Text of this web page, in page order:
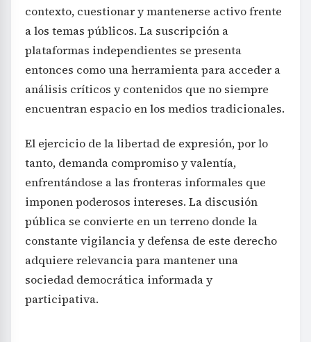
contexto, cuestionar y mantenerse activo frente
a los temas públicos. La suscripción a
plataformas independientes se presenta
entonces como una herramienta para acceder a
análisis críticos y contenidos que no siempre
encuentran espacio en los medios tradicionales.
El ejercicio de la libertad de expresión, por lo
tanto, demanda compromiso y valentía,
enfrentándose a las fronteras informales que
imponen poderosos intereses. La discusión
pública se convierte en un terreno donde la
constante vigilancia y defensa de este derecho
adquiere relevancia para mantener una
sociedad democrática informada y
participativa.